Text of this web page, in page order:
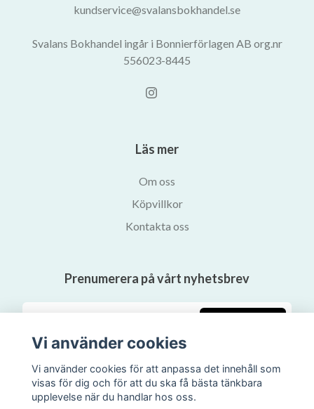
kundservice@svalansbokhandel.se
Svalans Bokhandel ingår i Bonnierförlagen AB org.nr
556023-8445
Läs mer
Om oss
Köpvillkor
Kontakta oss
Prenumerera på vårt nyhetsbrev
Vi använder cookies
Vi använder cookies för att anpassa det innehåll som
visas för dig och för att du ska få bästa tänkbara
upplevelse när du handlar hos oss.